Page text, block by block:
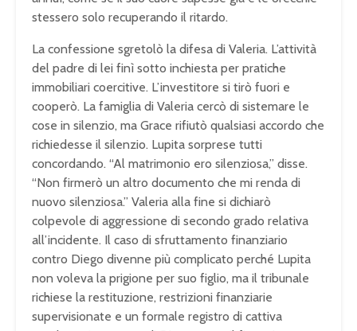
stessero solo recuperando il ritardo.
La confessione sgretolò la difesa di Valeria. L’attività
del padre di lei finì sotto inchiesta per pratiche
immobiliari coercitive. L’investitore si tirò fuori e
cooperò. La famiglia di Valeria cercò di sistemare le
cose in silenzio, ma Grace rifiutò qualsiasi accordo che
richiedesse il silenzio. Lupita sorprese tutti
concordando. “Al matrimonio ero silenziosa,” disse.
“Non firmerò un altro documento che mi renda di
nuovo silenziosa.” Valeria alla fine si dichiarò
colpevole di aggressione di secondo grado relativa
all’incidente. Il caso di sfruttamento finanziario
contro Diego divenne più complicato perché Lupita
non voleva la prigione per suo figlio, ma il tribunale
richiese la restituzione, restrizioni finanziarie
supervisionate e un formale registro di cattiva